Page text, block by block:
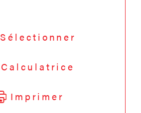
Sélectionner
Calculatrice
Imprimer